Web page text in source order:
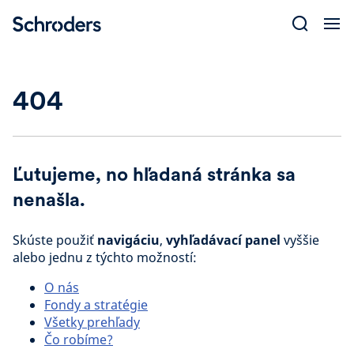
404
Ľutujeme, no hľadaná stránka sa
nenašla.
Skúste použiť navigáciu, vyhľadávací panel vyššie
alebo jednu z týchto možností:
O nás
Fondy a stratégie
Všetky prehľady
Čo robíme?